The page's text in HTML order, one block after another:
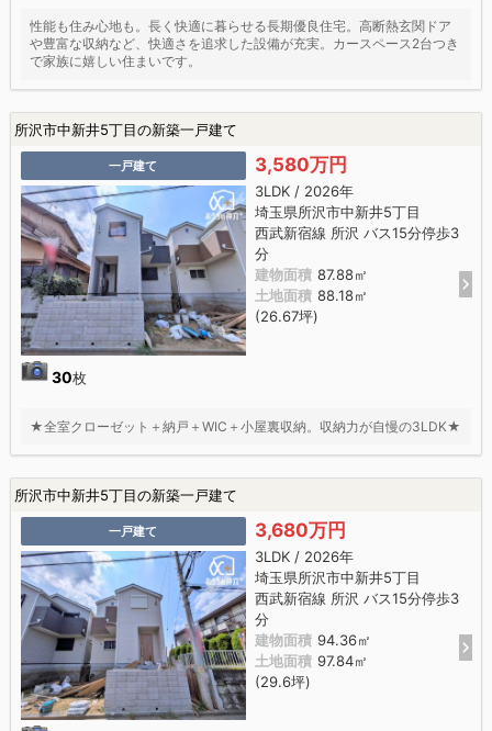
性能も住み心地も。長く快適に暮らせる長期優良住宅。高断熱玄関ドア
や豊富な収納など、快適さを追求した設備が充実。カースペース2台つき
で家族に嬉しい住まいです。
所沢市中新井5丁目の新築一戸建て
一戸建て
30枚
3,580万円
3LDK / 2026年
埼玉県所沢市中新井5丁目
西武新宿線 所沢 バス15分停歩3
分
建物面積 87.88㎡
土地面積 88.18㎡
(26.67坪)
★全室クローゼット＋納戸＋WIC＋小屋裏収納。収納力が自慢の3LDK★
所沢市中新井5丁目の新築一戸建て
一戸建て 3,680万円
3LDK / 2026年
埼玉県所沢市中新井5丁目
西武新宿線 所沢 バス15分停歩3
分
建物面積 94.36㎡
土地面積 97.84㎡
(29.6坪)